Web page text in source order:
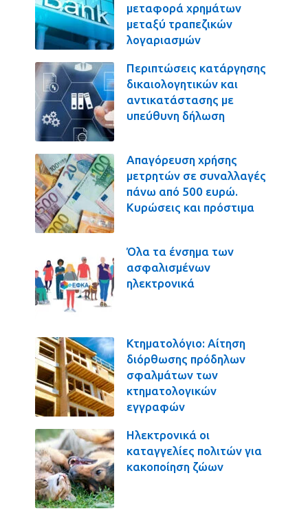
μεταφορά χρημάτων
μεταξύ τραπεζικών
λογαριασμών
Περιπτώσεις κατάργησης
δικαιολογητικών και
αντικατάστασης με
υπεύθυνη δήλωση
Απαγόρευση χρήσης
μετρητών σε συναλλαγές
πάνω από 500 ευρώ.
Κυρώσεις και πρόστιμα
Όλα τα ένσημα των
ασφαλισμένων
ηλεκτρονικά
Κτηματολόγιο: Αίτηση
διόρθωσης πρόδηλων
σφαλμάτων των
κτηματολογικών
εγγραφών
Ηλεκτρονικά οι
καταγγελίες πολιτών για
κακοποίηση ζώων